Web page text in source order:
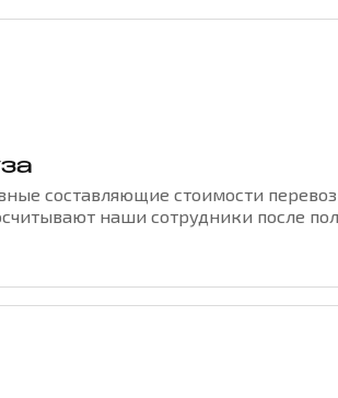
составляющие стоимости
наши сотрудники после